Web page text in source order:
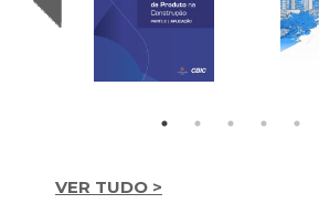
VER TUDO >